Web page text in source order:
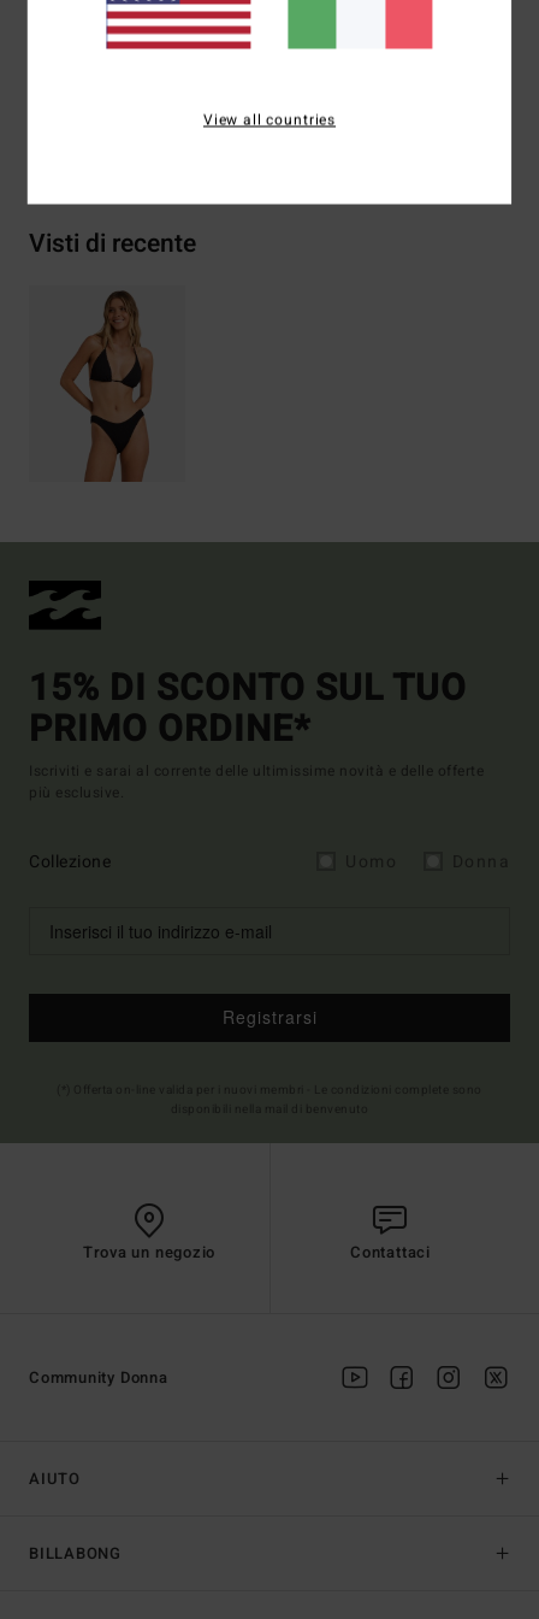
Composizione[Tessuto principale] 69% poliestere
riciclato, 23% poliestere, 8% elastan
Visti di recente
15% DI SCONTO SUL TUO
PRIMO ORDINE*
Iscriviti e sarai al corrente delle ultimissime novità e delle offerte
più esclusive.
Collezione
Registrarsi
Trova un negozio Contattaci
AIUTO
BILLABONG
Community Donna
View all countries